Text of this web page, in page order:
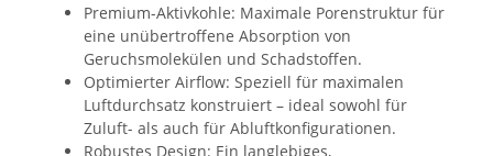
Premium-Aktivkohle: Maximale Porenstruktur für
eine unübertroffene Absorption von
Geruchsmolekülen und Schadstoffen.
Optimierter Airflow: Speziell für maximalen
Luftdurchsatz konstruiert – ideal sowohl für
Zuluft- als auch für Abluftkonfigurationen.
Robustes Design: Ein langlebiges,